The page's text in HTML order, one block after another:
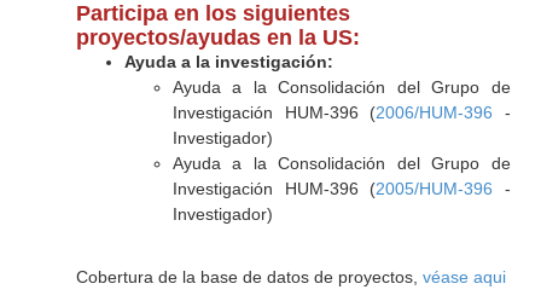
Participa en los siguientes
proyectos/ayudas en la US:
Ayuda a la investigación:
Ayuda a la Consolidación del Grupo de
Investigación HUM-396 (2006/HUM-396 -
Investigador)
Ayuda a la Consolidación del Grupo de
Investigación HUM-396 (2005/HUM-396 -
Investigador)
Cobertura de la base de datos de proyectos, véase aqui